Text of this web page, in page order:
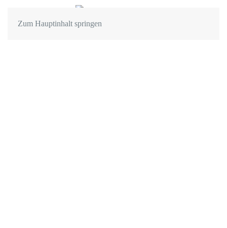
Zum Hauptinhalt springen